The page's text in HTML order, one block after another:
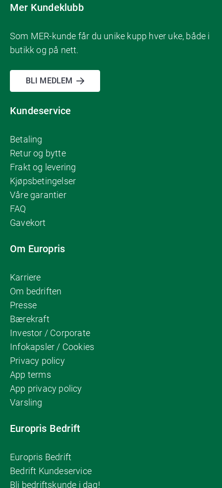
Mer Kundeklubb
Som MER-kunde får du unike kupp hver uke, både i
butikk og på nett.
BLI MEDLEM
Kundeservice
Betaling
Retur og bytte
Frakt og levering
Kjøpsbetingelser
Våre garantier
FAQ
Gavekort
Om Europris
Karriere
Om bedriften
Presse
Bærekraft
Investor / Corporate
Infokapsler / Cookies
Privacy policy
App terms
App privacy policy
Varsling
Europris Bedrift
Europris Bedrift
Bedrift Kundeservice
Bli bedriftskunde i dag!